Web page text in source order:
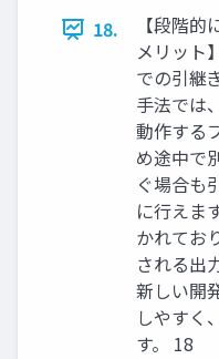
18.
【段階
メリット
での引継
手法では
動作する
め途中で
ぐ場合も
に行えま
かれてお
される出
新しい開
しやすく
す。 18